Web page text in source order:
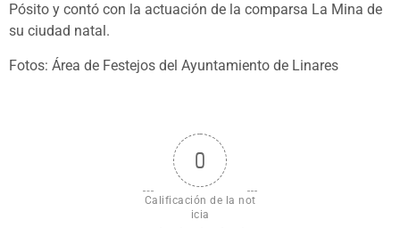
Pósito y contó con la actuación de la comparsa La Mina de
su ciudad natal.
Fotos: Área de Festejos del Ayuntamiento de Linares
0
Calificación de la not
icia